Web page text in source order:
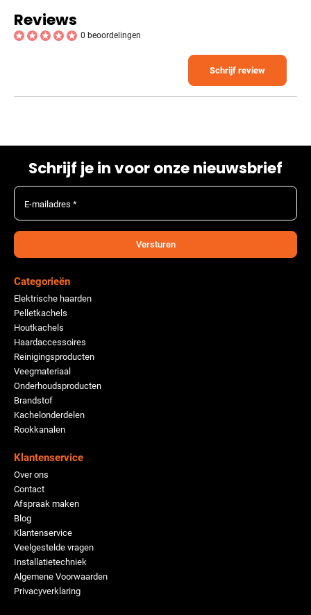
Reviews
0 beoordelingen
Schrijf review
Schrijf je in voor onze nieuwsbrief
E-mailadres *
Versturen
Categorieën
Elektrische haarden
Pelletkachels
Houtkachels
Haardaccessoires
Reinigingsproducten
Veegmateriaal
Onderhoudsproducten
Brandstof
Kachelonderdelen
Rookkanalen
Klantenservice
Over ons
Contact
Afspraak maken
Blog
Klantenservice
Veelgestelde vragen
Installatietechniek
Algemene Voorwaarden
Privacyverklaring